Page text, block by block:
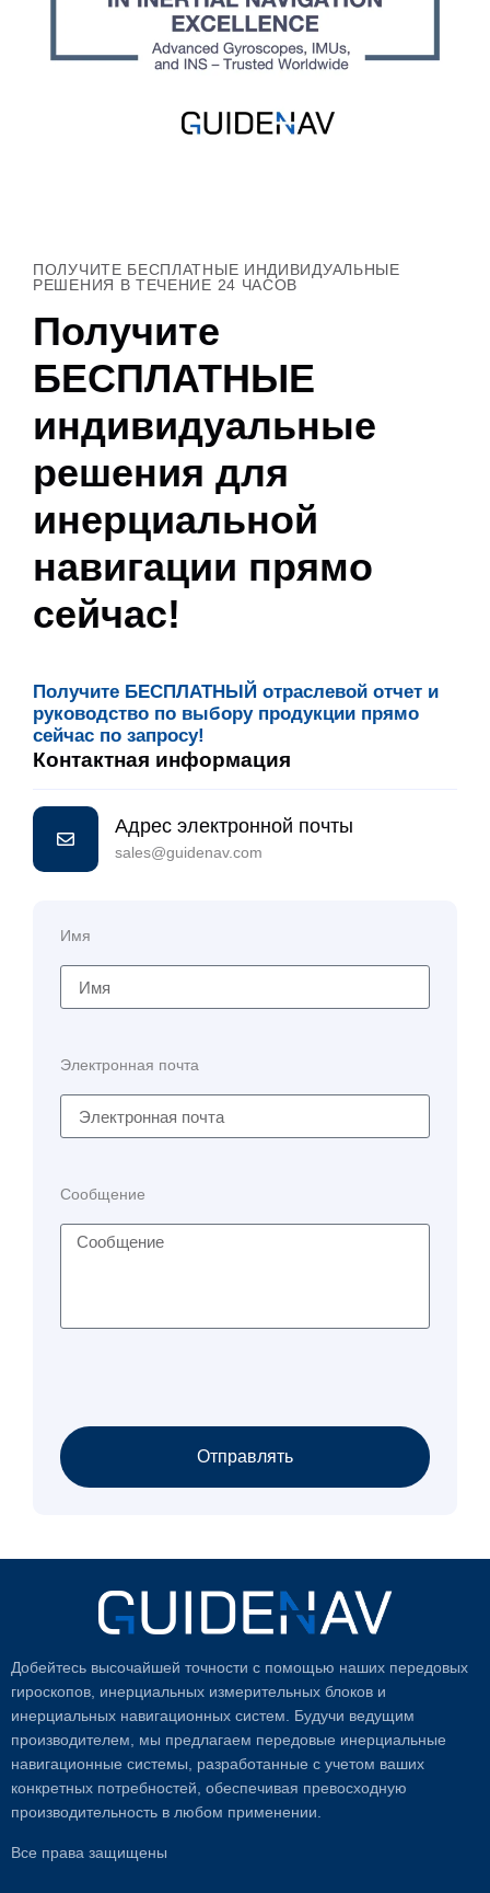
ПОЛУЧИТЕ БЕСПЛАТНЫЕ ИНДИВИДУАЛЬНЫЕ
РЕШЕНИЯ В ТЕЧЕНИЕ 24 ЧАСОВ
Получите
БЕСПЛАТНЫЕ
индивидуальные
решения для
инерциальной
навигации прямо
сейчас!
Получите БЕСПЛАТНЫЙ отраслевой отчет и
руководство по выбору продукции прямо
сейчас по запросу!
Контактная информация
Адрес электронной почты
sales@guidenav.com
Имя
Электронная почта
Сообщение
Отправлять
Добейтесь высочайшей точности с помощью наших передовых
гироскопов, инерциальных измерительных блоков и
инерциальных навигационных систем. Будучи ведущим
производителем, мы предлагаем передовые инерциальные
навигационные системы, разработанные с учетом ваших
конкретных потребностей, обеспечивая превосходную
производительность в любом применении.
Все права защищены